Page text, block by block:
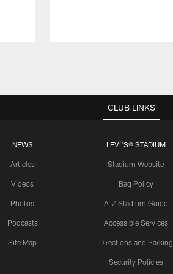
CLUB LINKS
NEWS
Articles
Videos
Photos
Podcasts
Site Map
LEVI'S® STADIUM
Stadium Website
Bag Policy
A-Z Stadium Guide
Accessible Services
Directions and Parking
Security Policies